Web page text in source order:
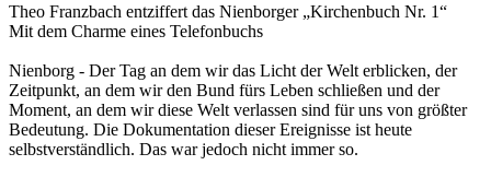
Theo Franzbach entziffert das Nienborger „Kirchenbuch Nr. 1“
Mit dem Charme eines Telefonbuchs
Nienborg - Der Tag an dem wir das Licht der Welt erblicken, der
Zeitpunkt, an dem wir den Bund fürs Leben schließen und der
Moment, an dem wir diese Welt verlassen sind für uns von größter
Bedeutung. Die Dokumentation dieser Ereignisse ist heute
selbstverständlich. Das war jedoch nicht immer so.